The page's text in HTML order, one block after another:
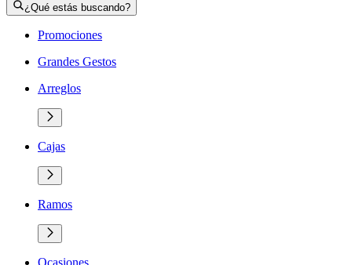
¿Qué estás buscando?
Promociones
Grandes Gestos
Arreglos
Cajas
Ramos
Ocasiones